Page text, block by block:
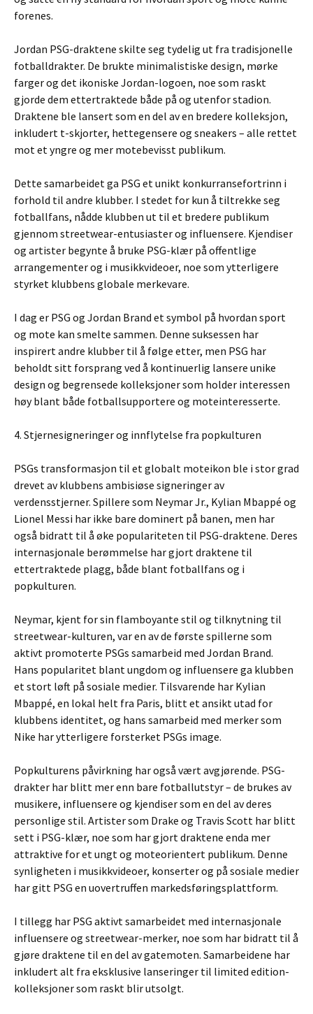
forenes.
Jordan PSG-draktene skilte seg tydelig ut fra tradisjonelle
fotballdrakter. De brukte minimalistiske design, mørke
farger og det ikoniske Jordan-logoen, noe som raskt
gjorde dem ettertraktede både på og utenfor stadion.
Draktene ble lansert som en del av en bredere kolleksjon,
inkludert t-skjorter, hettegensere og sneakers – alle rettet
mot et yngre og mer motebevisst publikum.
Dette samarbeidet ga PSG et unikt konkurransefortrinn i
forhold til andre klubber. I stedet for kun å tiltrekke seg
fotballfans, nådde klubben ut til et bredere publikum
gjennom streetwear-entusiaster og influensere. Kjendiser
og artister begynte å bruke PSG-klær på offentlige
arrangementer og i musikkvideoer, noe som ytterligere
styrket klubbens globale merkevare.
I dag er PSG og Jordan Brand et symbol på hvordan sport
og mote kan smelte sammen. Denne suksessen har
inspirert andre klubber til å følge etter, men PSG har
beholdt sitt forsprang ved å kontinuerlig lansere unike
design og begrensede kolleksjoner som holder interessen
høy blant både fotballsupportere og moteinteresserte.
4. Stjernesigneringer og innflytelse fra popkulturen
PSGs transformasjon til et globalt moteikon ble i stor grad
drevet av klubbens ambisiøse signeringer av
verdensstjerner. Spillere som Neymar Jr., Kylian Mbappé og
Lionel Messi har ikke bare dominert på banen, men har
også bidratt til å øke populariteten til PSG-draktene. Deres
internasjonale berømmelse har gjort draktene til
ettertraktede plagg, både blant fotballfans og i
popkulturen.
Neymar, kjent for sin flamboyante stil og tilknytning til
streetwear-kulturen, var en av de første spillerne som
aktivt promoterte PSGs samarbeid med Jordan Brand.
Hans popularitet blant ungdom og influensere ga klubben
et stort løft på sosiale medier. Tilsvarende har Kylian
Mbappé, en lokal helt fra Paris, blitt et ansikt utad for
klubbens identitet, og hans samarbeid med merker som
Nike har ytterligere forsterket PSGs image.
Popkulturens påvirkning har også vært avgjørende. PSG-
drakter har blitt mer enn bare fotballutstyr – de brukes av
musikere, influensere og kjendiser som en del av deres
personlige stil. Artister som Drake og Travis Scott har blitt
sett i PSG-klær, noe som har gjort draktene enda mer
attraktive for et ungt og moteorientert publikum. Denne
synligheten i musikkvideoer, konserter og på sosiale medier
har gitt PSG en uovertruffen markedsføringsplattform.
I tillegg har PSG aktivt samarbeidet med internasjonale
influensere og streetwear-merker, noe som har bidratt til å
gjøre draktene til en del av gatemoten. Samarbeidene har
inkludert alt fra eksklusive lanseringer til limited edition-
kolleksjoner som raskt blir utsolgt.